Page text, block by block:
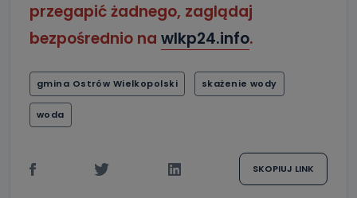
przegapić żadnego, zaglądaj
bezpośrednio na wlkp24.info.
gmina Ostrów Wielkopolski skażenie wody
woda
SKOPIUJ LINK